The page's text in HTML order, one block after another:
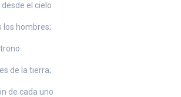
el cielo
los hombres;
de la tierra;
de cada uno